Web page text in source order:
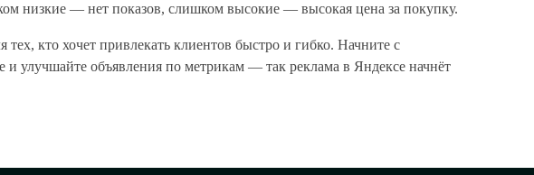
низкие — нет показов, слишком высокие — высокая цена за покупку.
кто хочет привлекать клиентов быстро и гибко. Начните с
и улучшайте объявления по метрикам — так реклама в Яндексе начнёт